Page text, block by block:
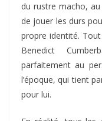
du rustre macho,
de jouer les durs
propre identité.
Benedict
parfaitement au
l’époque, qui tient
pour lui.